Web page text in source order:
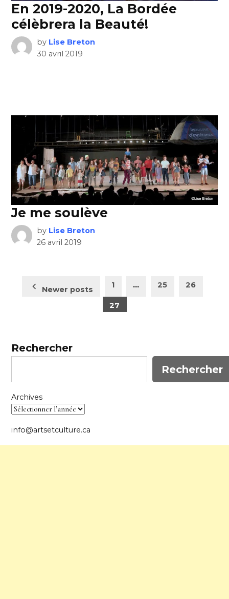
En 2019-2020, La Bordée
célèbrera la Beauté!
by Lise Breton
30 avril 2019
Je me soulève
by Lise Breton
26 avril 2019
Pagination
Newer posts 1 … 25 26
27
Rechercher
Rechercher
Archives
info@artsetculture.ca